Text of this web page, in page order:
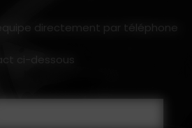
directement par téléphone
ci-dessous